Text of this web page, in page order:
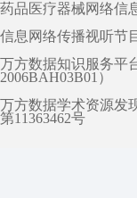
药品医疗器械网络信
信息网络传播视听节
万方数据知识服务平
2006BAH03B01）
万方数据学术资源发
第11363462号